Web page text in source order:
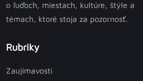
o ľuďoch, miestach, kultúre, štýle a
témach, ktoré stoja za pozornosť.
Rubriky
Zaujímavosti